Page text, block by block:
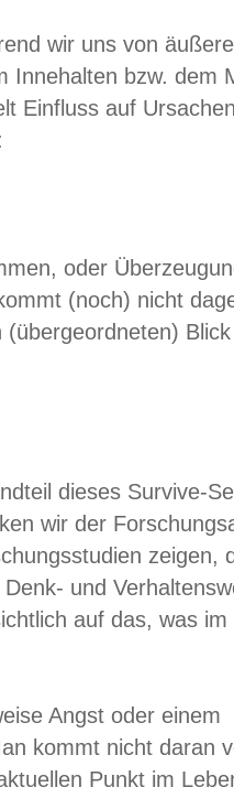
wir uns von
Innehalten bzw. dem
Einfluss auf
oder
(noch) nicht
dieses Survive-
wir der
zeigen,
und
auf das, was im
Angst oder einem
kommt nicht daran
Punkt im